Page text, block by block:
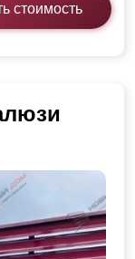
стоимость